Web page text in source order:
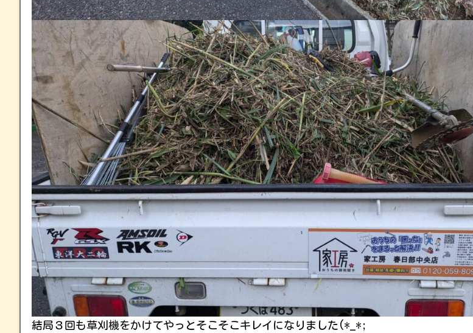
結局３回も草刈機をかけてやっとそこそこキレイになりました(*_*;